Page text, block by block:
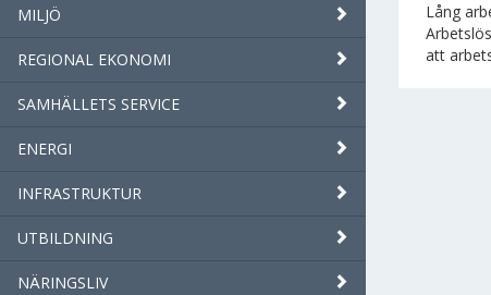
MILJÖ
REGIONAL EKONOMI
SAMHÄLLETS SERVICE
ENERGI
INFRASTRUKTUR
UTBILDNING
NÄRINGSLIV
Lång
att